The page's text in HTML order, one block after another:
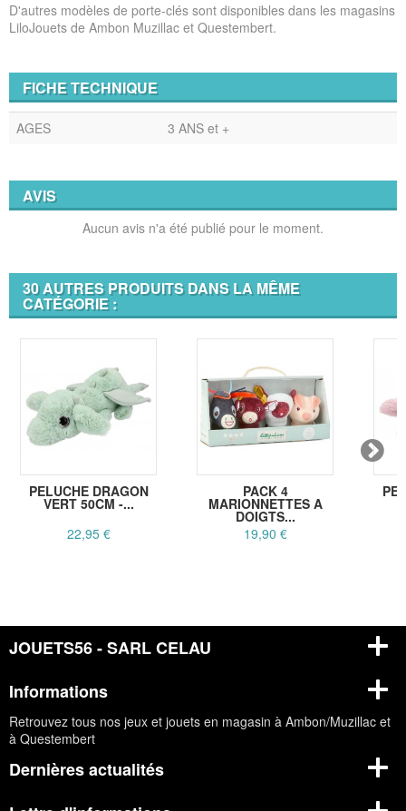
D'autres modèles de porte-clés sont disponibles dans les magasins
LiloJouets de Ambon Muzillac et Questembert.
FICHE TECHNIQUE
AGES 3 ANS et +
AVIS
Aucun avis n'a été publié pour le moment.
30 AUTRES PRODUITS DANS LA MÊME
CATÉGORIE :
PELUCHE DRAGON
VERT 50CM -...
22,95 €
PACK 4
MARIONNETTES A
DOIGTS...
19,90 €
JOUETS56 - SARL CELAU
Informations
Retrouvez tous nos jeux et jouets en magasin à Ambon/Muzillac et
à Questembert
Dernières actualités